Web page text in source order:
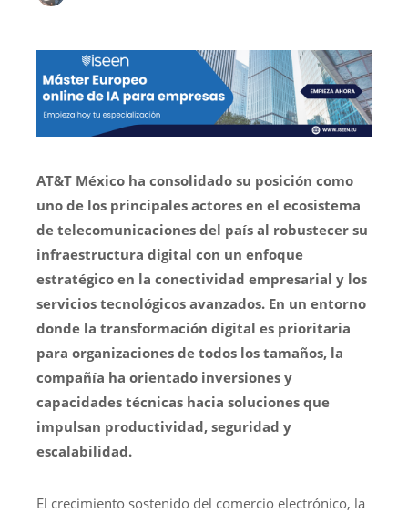
AT&T México ha consolidado su posición como
uno de los principales actores en el ecosistema
de telecomunicaciones del país al robustecer su
infraestructura digital con un enfoque
estratégico en la conectividad empresarial y los
servicios tecnológicos avanzados. En un entorno
donde la transformación digital es prioritaria
para organizaciones de todos los tamaños, la
compañía ha orientado inversiones y
capacidades técnicas hacia soluciones que
impulsan productividad, seguridad y
escalabilidad.
El crecimiento sostenido del comercio electrónico, la